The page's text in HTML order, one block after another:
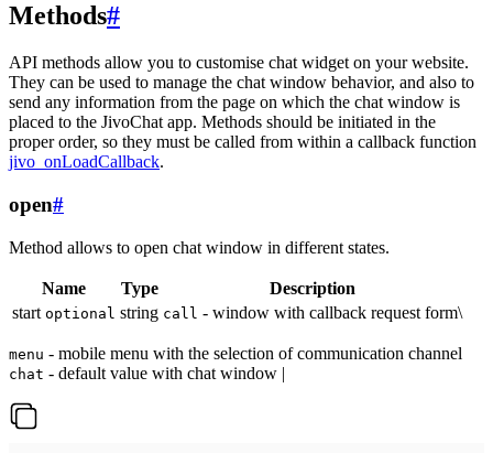
Methods#
API methods allow you to customise chat widget on your website.
They can be used to manage the chat window behavior, and also to
send any information from the page on which the chat window is
placed to the JivoChat app. Methods should be initiated in the
proper order, so they must be called from within a callback function
jivo_onLoadCallback.
open#
Method allows to open chat window in different states.
Name Type
Description
start optional string call - window with callback request form\
menu - mobile menu with the selection of communication channel
chat - default value with chat window |